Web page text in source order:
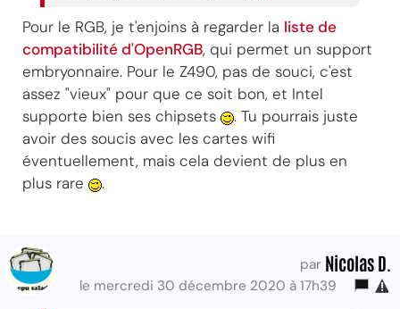
Pour le RGB, je t'enjoins à regarder la liste de
compatibilité d'OpenRGB, qui permet un support
embryonnaire. Pour le Z490, pas de souci, c'est
assez "vieux" pour que ce soit bon, et Intel
supporte bien ses chipsets
. Tu pourrais juste
avoir des soucis avec les cartes wifi
éventuellement, mais cela devient de plus en
plus rare
.
par Nicolas D.
le mercredi 30 décembre 2020 à 17h39